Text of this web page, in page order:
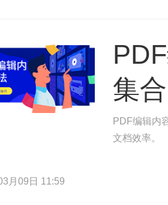
集合
PDF编辑内
文档效率。
月09日 11:59